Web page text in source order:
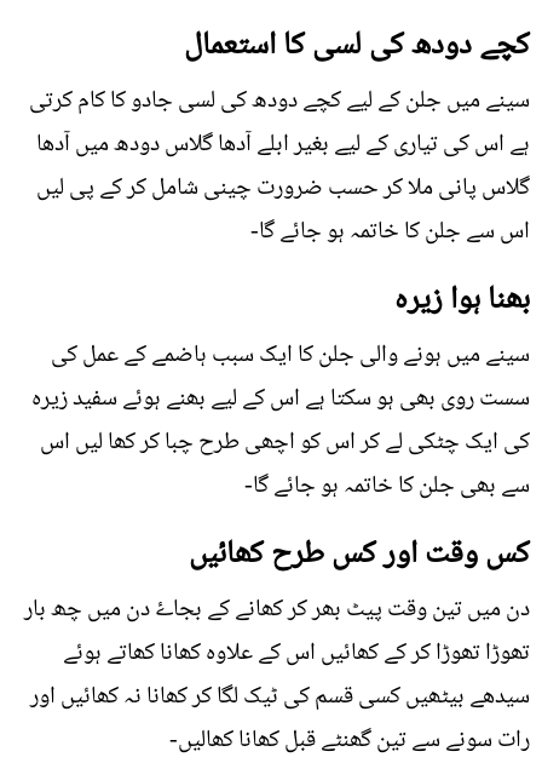
کچے دودھ کی لسی کا استعمال
سینے میں جلن کے لیے کچے دودھ کی لسی جادو کا کام کرتی
ہے اس کی تیاری کے لیے بغیر ابلے آدھا گلاس دودھ میں آدھا
گلاس پانی ملا کر حسب ضرورت چینی شامل کر کے پی لیں
اس سے جلن کا خاتمہ ہو جائے گا-
بھنا ہوا زيرہ
سینے میں ہونے والی جلن کا ایک سبب ہاضمے کے عمل کی
سست روی بھی ہو سکتا ہے اس کے لیے بھنے ہوئے سفید زيرہ
کی ایک چٹکی لے کر اس کو اچھی طرح چبا کر کھا لیں اس
سے بھی جلن کا خاتمہ ہو جائے گا-
کس وقت اور کس طرح کھائيں
دن میں تین وقت پیٹ بھر کر کھانے کے بجاۓ دن میں چھ بار
تھوڑا تھوڑا کر کے کھائيں اس کے علاوہ کھانا کھاتے ہوئے
سیدھے بیٹھیں کسی قسم کی ٹیک لگا کر کھانا نہ کھائيں اور
رات سونے سے تین گھنٹے قبل کھانا کھالیں-